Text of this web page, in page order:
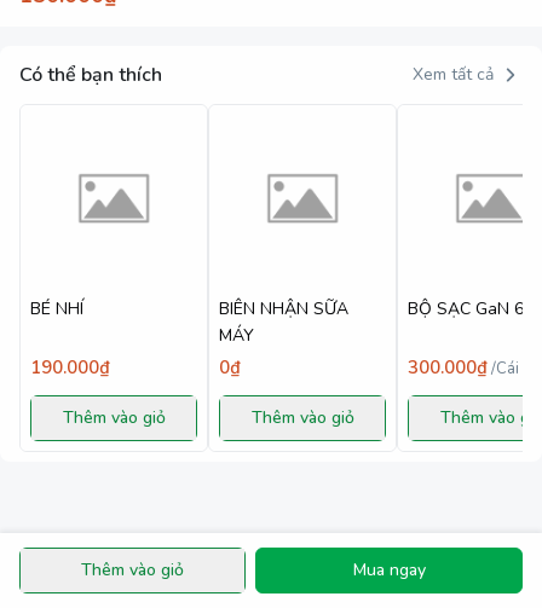
Thêm vào giỏ Mua ngay
Có thể bạn thích Xem tất cả
BÉ NHÍ
190.000₫
Thêm vào giỏ
BIÊN NHẬN SỮA
MÁY
0₫
Thêm vào giỏ
BỘ SẠC GaN
300.000₫/Cái
Thêm vào giỏ